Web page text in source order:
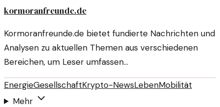
kormoranfreunde.de
Kormoranfreunde.de bietet fundierte Nachrichten und
Analysen zu aktuellen Themen aus verschiedenen
Bereichen, um Leser umfassen…
EnergieGesellschaftKrypto-NewsLebenMobilität
Mehr